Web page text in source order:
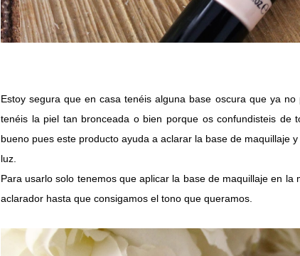
Estoy segura que en casa tenéis alguna base oscura que ya
tenéis la piel tan bronceada o bien porque os confundisteis de
bueno pues este producto ayuda a aclarar la base de maquillaje
luz.
Para usarlo solo tenemos que aplicar la base de maquillaje en la
aclarador hasta que consigamos el tono que queramos.